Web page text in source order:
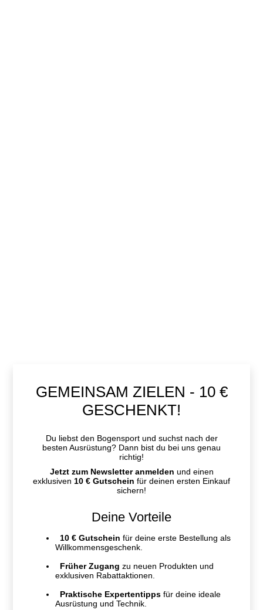
GEMEINSAM ZIELEN - 10 €
GESCHENKT!
Du liebst den Bogensport und suchst nach der
besten Ausrüstung? Dann bist du bei uns genau
richtig!
Jetzt zum Newsletter anmelden und einen
exklusiven 10 € Gutschein für deinen ersten Einkauf
sichern!
Deine Vorteile
10 € Gutschein für deine erste Bestellung als
Willkommensgeschenk.
Früher Zugang zu neuen Produkten und
exklusiven Rabattaktionen.
Praktische Expertentipps für deine ideale
Ausrüstung und Technik.